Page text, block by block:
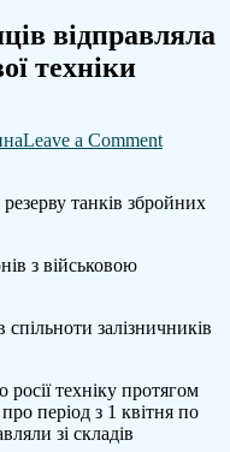
відправляла
техніки
Leave a Commenton
місяців
танків збройних
з військовою
спільноти залізничників
техніку протягом
період з 1 квітня по
зі складів